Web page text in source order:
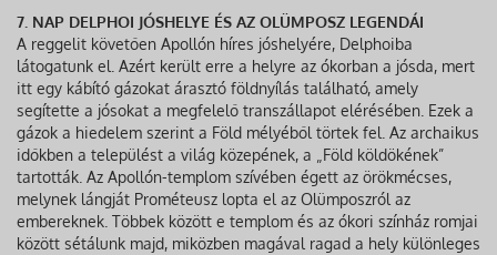
7. NAP DELPHOI JÓSHELYE ÉS AZ OLÜMPOSZ LEGENDÁI
A reggelit követően Apollón híres jóshelyére, Delphoiba
látogatunk el. Azért került erre a helyre az ókorban a jósda, mert
itt egy kábító gázokat árasztó földnyílás található, amely
segítette a jósokat a megfelelő transzállapot elérésében. Ezek a
gázok a hiedelem szerint a Föld mélyéből törtek fel. Az archaikus
időkben a települést a világ közepének, a „Föld köldökének”
tartották. Az Apollón-templom szívében égett az örökmécses,
melynek lángját Prométeusz lopta el az Olümposzról az
embereknek. Többek között e templom és az ókori színház romjai
között sétálunk majd, miközben magával ragad a hely különleges